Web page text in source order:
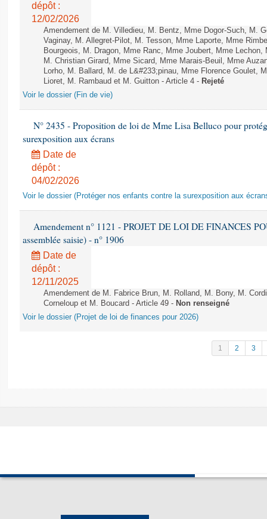
dépôt :
12/02/2026
Amendement de M. Villedieu, M. Bentz, Mme Dogor-Such, M.
Vaginay, M. Allegret-Pilot, M. Tesson, Mme Laporte, Mme
Bourgeois, M. Dragon, Mme Ranc, Mme Joubert, Mme
M. Christian Girard, Mme Sicard, Mme Marais-Beuil, Mme
Lorho, M. Ballard, M. de L&#233;pinau, Mme Florence Goulet,
Lioret, M. Rambaud et M. Guitton - Article 4 - Rejeté
Voir le dossier (Fin de vie)
N° 2435 - Proposition de loi de Mme Lisa Belluco pour
surexposition aux écrans
Date de
dépôt :
04/02/2026
Voir le dossier (Protéger nos enfants contre la surexposition aux
Amendement n° 1121 - PROJET DE LOI DE FINANCES
assemblée saisie) - n° 1906
Date de
dépôt :
12/11/2025
Amendement de M. Fabrice Brun, M. Rolland, M. Bony, M.
Corneloup et M. Boucard - Article 49 - Non renseigné
Voir le dossier (Projet de loi de finances pour 2026)
1 2 3